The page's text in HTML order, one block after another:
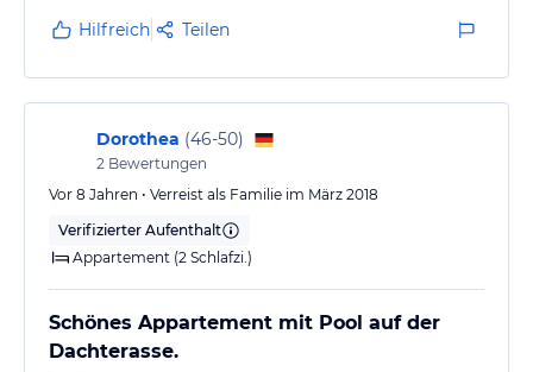
ausreichend.
Es gab eine Dachterrasse mit Pool, die aber nicht sehr
einladend gestaltetet war, das gilt auch für den
eigentlich sehr schönen Innenhof.
Strand, Supermärkte und Restaurants sind in
wenigen Minuten zu erreichen.
Während unserem Aufenthalt hatten wir einen…
Hilfreich Teilen
Dorothea (46-50)
2 Bewertungen
Vor 8 Jahren • Verreist als Familie im März 2018
Verifizierter Aufenthalt
Appartement (2 Schlafzi.)
Schönes Appartement mit Pool auf der
Dachterasse.